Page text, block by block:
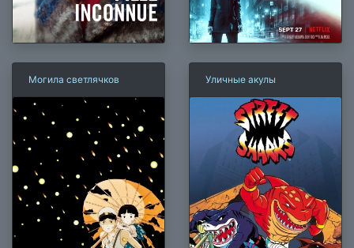
Могила светлячков Уличные акулы